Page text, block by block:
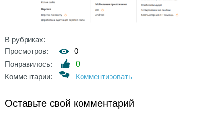
В рубриках:
Просмотров:
0
Понравилось:
0
Комментарии:
Комментировать
Оставьте свой комментарий